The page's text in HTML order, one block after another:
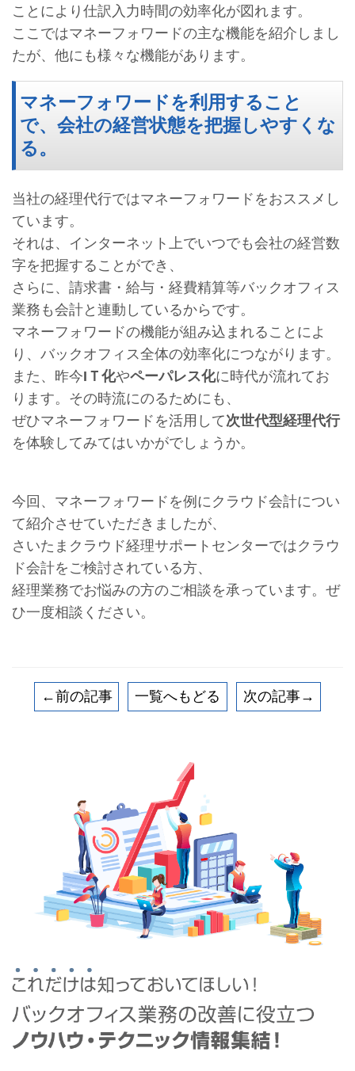
ことにより仕訳入力時間の効率化が図れます。
ここではマネーフォワードの主な機能を紹介しまし
たが、他にも様々な機能があります。
マネーフォワードを利用すること
で、会社の経営状態を把握しやすくな
る。
当社の経理代行ではマネーフォワードをおススメし
ています。
それは、インターネット上でいつでも会社の経営数
字を把握することができ、
さらに、請求書・給与・経費精算等バックオフィス
業務も会計と連動しているからです。
マネーフォワードの機能が組み込まれることによ
り、バックオフィス全体の効率化につながります。
また、昨今IＴ化やペーパレス化に時代が流れてお
ります。その時流にのるためにも、
ぜひマネーフォワードを活用して次世代型経理代行
を体験してみてはいかがでしょうか。
今回、マネーフォワードを例にクラウド会計につい
て紹介させていただきましたが、
さいたまクラウド経理サポートセンターではクラウ
ド会計をご検討されている方、
経理業務でお悩みの方のご相談を承っています。ぜ
ひ一度相談ください。
←前の記事 一覧へもどる 次の記事→